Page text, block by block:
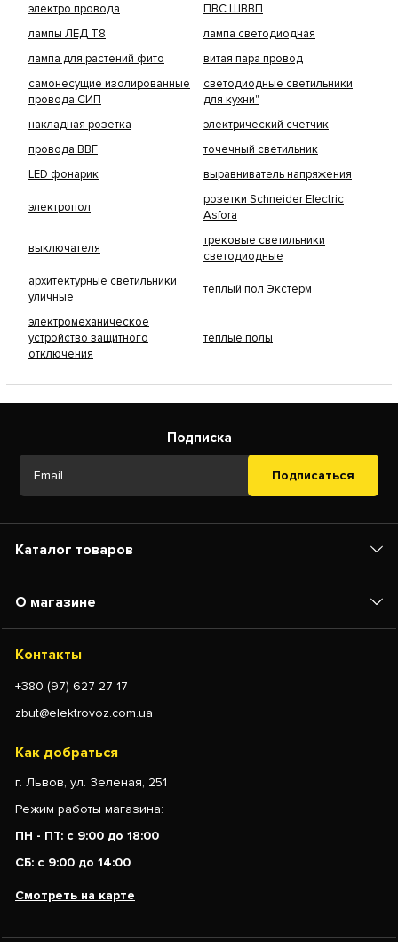
электро провода
ПВС ШВВП
лампы ЛЕД Т8
лампа светодиодная
лампа для растений фито
витая пара провод
самонесущие изолированные
провода СИП
светодиодные светильники
для кухни"
накладная розетка
электрический счетчик
провода ВВГ
точечный светильник
LED фонарик
выравниватель напряжения
электропол
розетки Schneider Electric
Asfora
выключателя
трековые светильники
светодиодные
архитектурные светильники
уличные
теплый пол Экстерм
электромеханическое
устройство защитного
отключения
теплые полы
Подписка
Подписаться
Каталог товаров
О магазине
Контакты
+380 (97) 627 27 17
zbut@elektrovoz.com.ua
Как добраться
г. Львов, ул. Зеленая, 251
Режим работы магазина:
ПН - ПТ: с 9:00 до 18:00
СБ: с 9:00 до 14:00
Смотреть на карте